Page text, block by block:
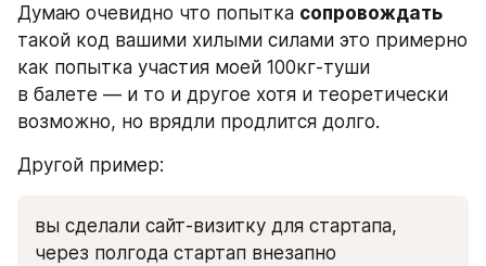
Думаю очевидно что попытка сопровождать
такой код вашими хилыми силами это примерно
как попытка участия моей 100кг-туши
в балете — и то и другое хотя и теоретически
возможно, но врядли продлится долго.
Другой пример:
вы сделали сайт-визитку для стартапа,
через полгода стартап внезапно